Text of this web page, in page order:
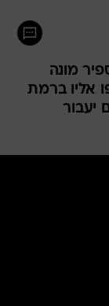
מונה
אליו ברמת
יעבור